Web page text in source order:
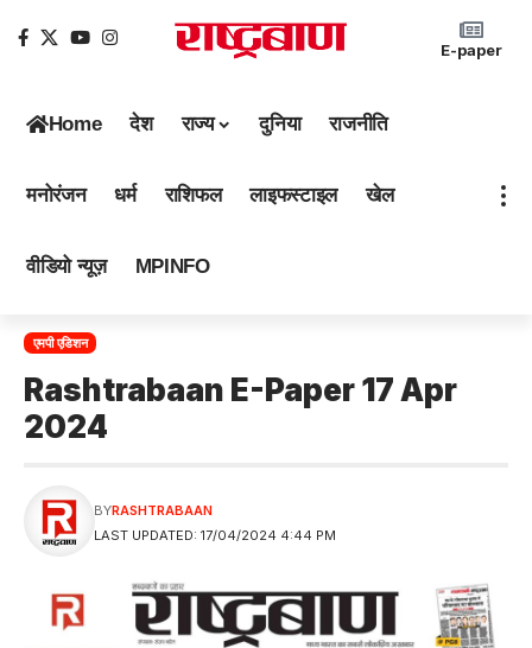
E-paper
Home देश राज्य दुनिया राजनीति
मनोरंजन धर्म राशिफल लाइफस्टाइल खेल
वीडियो न्यूज़ MPINFO
एमपी एडिशन
Rashtrabaan E-Paper 17 Apr
2024
LAST UPDATED: 17/04/2024 4:44 PM
BYRASHTRABAAN